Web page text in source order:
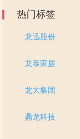
热门标签
龙迅股份
龙泰家居
龙大集团
鼎龙科技